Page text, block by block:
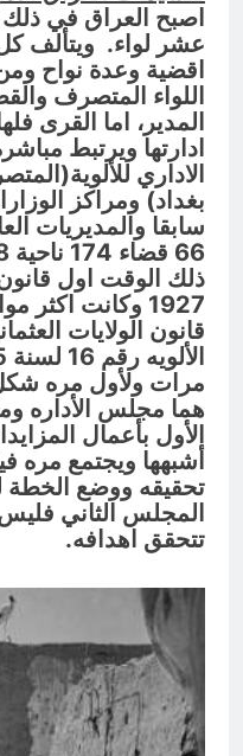
اصبح العراق في ذلك
عشر لواء. ويتألف
اقضية وعدة نواح
اللواء المتصرف
المدير، اما القرى
ادارتها ويرتبط
الاداري
بغداد) ومراكز
سابقا
ذلك الوقت اول
1927 وكانت
قانون الولايات
مرات ولأول مره
هما مجلس الأداره
الأول بأعمال
أشبهها ويجتمع مره
تحقيقه ووضع الخطة
المجلس الثاني
تتحقق اهدافه.